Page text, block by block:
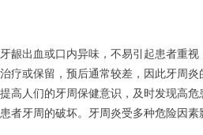
龈出血或口内异味，不易引起患者重
疗或保留，预后通常较差，因此牙周
高人们的牙周保健意识，及时发现高
者牙周的破坏。牙周炎受多种危险因